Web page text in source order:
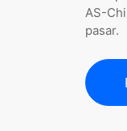
AS-
pasar.